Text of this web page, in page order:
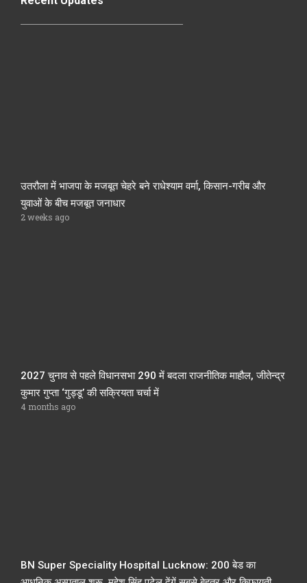
उतरौला में भाजपा के मजबूत चेहरे बने राधेश्याम वर्मा, किसान-गरीब और
युवाओं के बीच मजबूत जनाधार
2 weeks ago
2027 चुनाव से पहले विधानसभा 290 में बदला राजनीतिक माहौल, जीतेन्द्र
कुमार गुप्ता ‘गुड्डू’ की सक्रियता चर्चा में
4 months ago
BN Super Speciality Hospital Lucknow: 200 बेड का